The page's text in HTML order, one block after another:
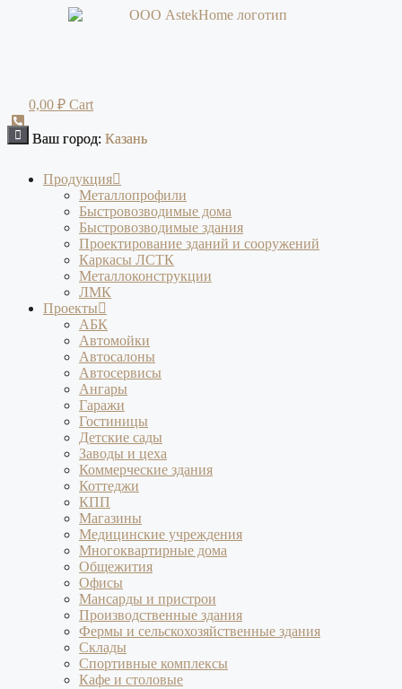
0,00 ₽ Cart
Продукция
Металлопрофили
Быстровозводимые дома
Быстровозводимые здания
Проектирование зданий и сооружений
Каркасы ЛСТК
Металлоконструкции
ЛМК
Проекты
АБК
Автомойки
Автосалоны
Автосервисы
Ангары
Гаражи
Гостиницы
Детские сады
Заводы и цеха
Коммерческие здания
Коттеджи
КПП
Магазины
Медицинские учреждения
Многоквартирные дома
Общежития
Офисы
Мансарды и пристрои
Производственные здания
Фермы и сельскохозяйственные здания
Склады
Спортивные комплексы
Кафе и столовые
Ваш город: Казань
Ваш город: Казань